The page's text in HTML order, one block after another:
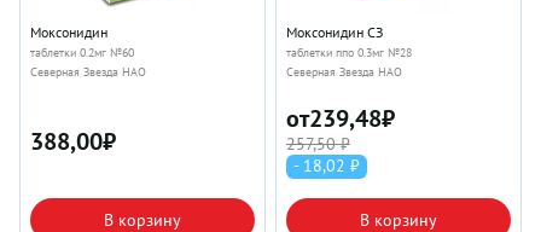
Моксонидин
таблетки 0.2мг №60
Северная Звезда НАО
388,00₽
В корзину
Моксонидин СЗ
таблетки ппо 0.3мг №28
Северная Звезда НАО
от239,48₽
257,50 ₽
- 18,02 ₽
В корзину